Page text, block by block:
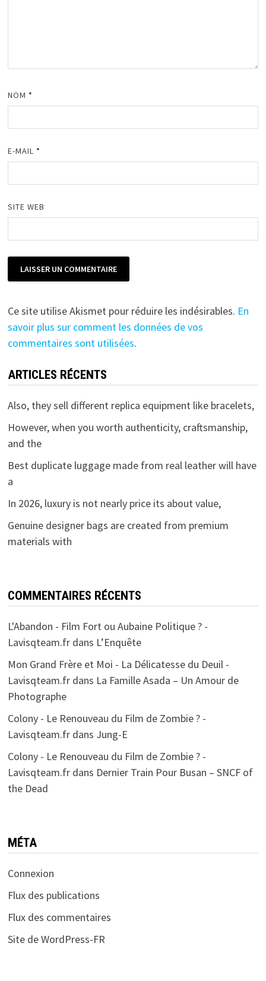
NOM *
E-MAIL *
SITE WEB
Ce site utilise Akismet pour réduire les indésirables. En
savoir plus sur comment les données de vos
commentaires sont utilisées.
ARTICLES RÉCENTS
Also, they sell different replica equipment like bracelets,
However, when you worth authenticity, craftsmanship,
and the
Best duplicate luggage made from real leather will have
a
In 2026, luxury is not nearly price its about value,
Genuine designer bags are created from premium
materials with
COMMENTAIRES RÉCENTS
L'Abandon - Film Fort ou Aubaine Politique ? -
Lavisqteam.frdans L’Enquête
Mon Grand Frère et Moi - La Délicatesse du Deuil -
Lavisqteam.frdans La Famille Asada – Un Amour de
Photographe
Colony - Le Renouveau du Film de Zombie ? -
Lavisqteam.frdans Jung-E
Colony - Le Renouveau du Film de Zombie ? -
Lavisqteam.frdans Dernier Train Pour Busan – SNCF of
the Dead
MÉTA
Connexion
Flux des publications
Flux des commentaires
Site de WordPress-FR